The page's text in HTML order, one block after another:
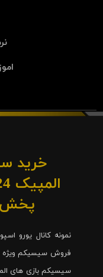
خرید
پخش
نمونه کانال یورو
فروش سیسیکم ویژه
سیسیکم بازی های